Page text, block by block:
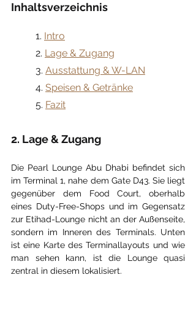
Inhaltsverzeichnis
	1.
Intro
	2.
Lage & Zugang
	3.
Ausstattung & W-LAN
	4.
Speisen & Getränke
	5.
Fazit
2. Lage & Zugang
Die Pearl Lounge Abu Dhabi befindet sich
im Terminal 1, nahe dem Gate D43. Sie liegt
gegenüber dem Food Court, oberhalb
eines Duty-Free-Shops und im Gegensatz
zur Etihad-Lounge nicht an der Außenseite,
sondern im Inneren des Terminals. Unten
ist eine Karte des Terminallayouts und wie
man sehen kann, ist die Lounge quasi
zentral in diesem lokalisiert.